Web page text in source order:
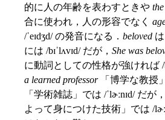
的に人の年齢を表わすときや
合に使われ，人の形容でなく
/ˈeɪdʒd/ の発音になる． beloved は
には /bɪˈlʌvɪd/ だが， She was
に動詞としての性格が強ければ /
a learned professor「博学な教授
「学術雑誌」では /ˈlɚːnɪd/ だが，
よって身につけた技術」では /